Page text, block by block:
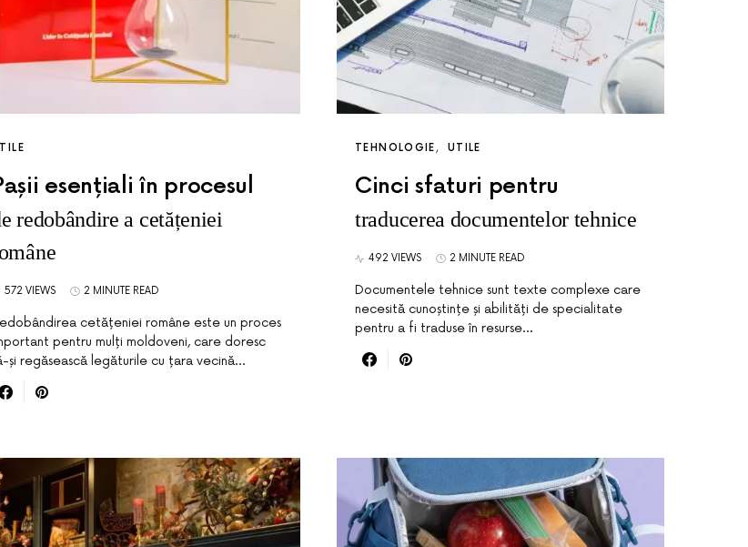
esențiali în procesul
redobândire a cetățeniei
572 VIEWS 2 MINUTE READ
cetățeniei române este un proces
pentru mulți moldoveni, care doresc
și regăsească legăturile cu țara vecină…
TEHNOLOGIE UTILE
Cinci sfaturi pentru
traducerea documentelor tehnice
492 VIEWS 2 MINUTE READ
Documentele tehnice sunt texte complexe care
necesită cunoștințe și abilități de specialitate
pentru a fi traduse în resurse…